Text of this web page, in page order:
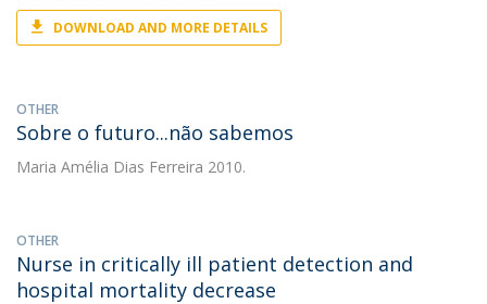
DOWNLOAD AND MORE DETAILS
OTHER
Sobre o futuro...não sabemos
Maria Amélia Dias Ferreira 2010.
OTHER
Nurse in critically ill patient detection and
hospital mortality decrease